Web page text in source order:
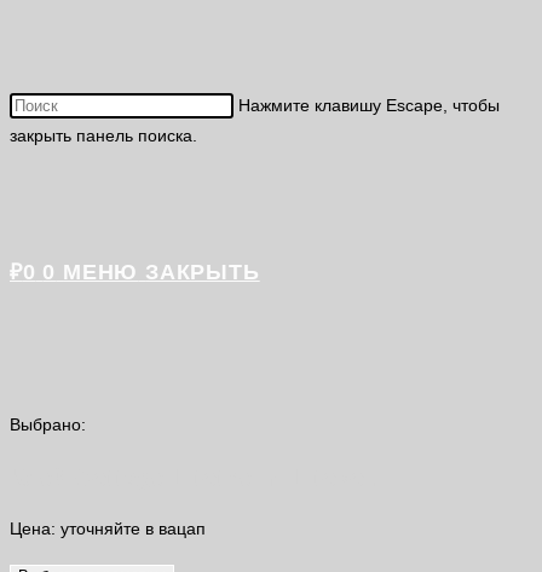
Нажмите клавишу Escape, чтобы
закрыть панель поиска.
₽0 0 МЕНЮ ЗАКРЫТЬ
Выбрано:
Цена: уточняйте в вацап